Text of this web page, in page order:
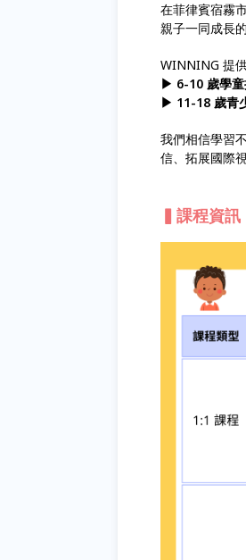
在菲律賓宿霧
親子一同成長
WINNING 提
▶ 6-10 歲學童
▶ 11-18 歲青
我們相信學習
信、拓展國際
▍課程資訊